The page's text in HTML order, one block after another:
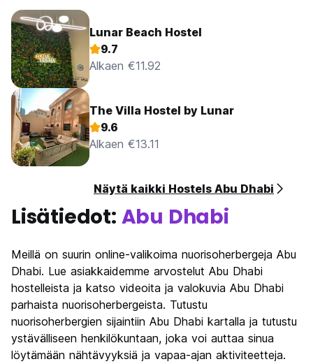
Lunar Beach Hostel
9.7
Alkaen €11.92
The Villa Hostel by Lunar
9.6
Alkaen €13.11
Näytä kaikki Hostels Abu Dhabi
Lisätiedot: Abu Dhabi
Meillä on suurin online-valikoima nuorisoherbergeja Abu
Dhabi. Lue asiakkaidemme arvostelut Abu Dhabi
hostelleista ja katso videoita ja valokuvia Abu Dhabi
parhaista nuorisoherbergeista. Tutustu
nuorisoherbergien sijaintiin Abu Dhabi kartalla ja tutustu
ystävälliseen henkilökuntaan, joka voi auttaa sinua
löytämään nähtävyyksiä ja vapaa-ajan aktiviteetteja.